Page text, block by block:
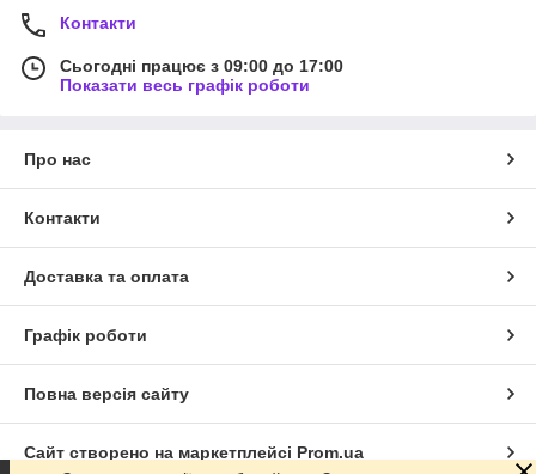
Контакти
Сьогодні працює з 09:00 до 17:00
Показати весь графік роботи
Про нас
Контакти
Доставка та оплата
Графік роботи
Повна версія сайту
Сайт створено на маркетплейсі Prom.ua